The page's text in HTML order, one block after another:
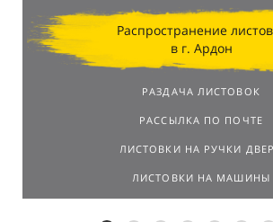
Распространение
в г. Ардон
РАЗДАЧА ЛИСТОВОК
РАССЫЛКА ПО ПОЧТЕ
ЛИСТОВКИ НА РУЧКИ
ЛИСТОВКИ НА МАШИНЫ